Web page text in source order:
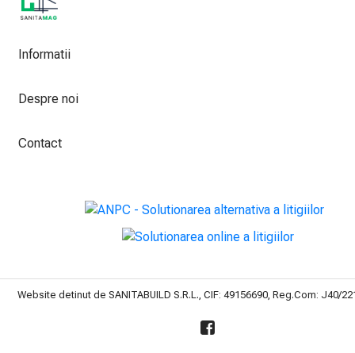
Informatii
Despre noi
Contact
Website detinut de SANITABUILD S.R.L., CIF: 49156690, Reg.Com: J40/